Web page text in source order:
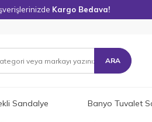
Kargo Bedava!
ARA
Sandalye Banyo Tuvalet